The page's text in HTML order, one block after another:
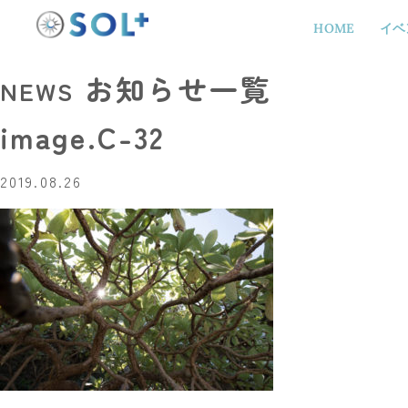
HOME イ
NEWS お知らせ一覧
image.C-32
2019.08.26